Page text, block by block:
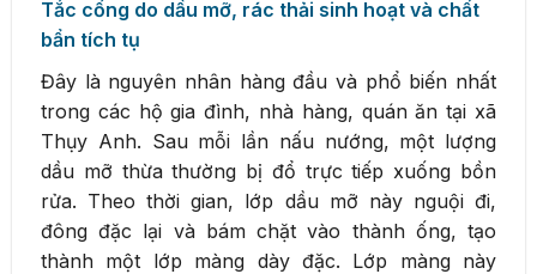
Tắc cống do dầu mỡ, rác thải sinh hoạt và chất
bẩn tích tụ
Đây là nguyên nhân hàng đầu và phổ biến nhất
trong các hộ gia đình, nhà hàng, quán ăn tại xã
Thụy Anh. Sau mỗi lần nấu nướng, một lượng
dầu mỡ thừa thường bị đổ trực tiếp xuống bồn
rửa. Theo thời gian, lớp dầu mỡ này nguội đi,
đông đặc lại và bám chặt vào thành ống, tạo
thành một lớp màng dày đặc. Lớp màng này